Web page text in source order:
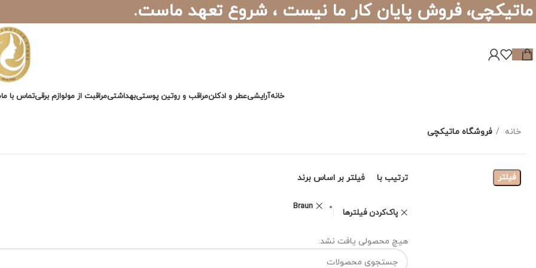
ماتیکچی، فروش پایان کار ما نیست ، شروع تعهد ماست.
خانهآرایشیعطر و ادکلنمراقب و روتین پوستیبهداشتیمراقبت از مولوازم برقیتماس با ما
خانه فروشگاه ماتیکچی
فیلتر ترتیب با فیلتر بر اساس برند
پاک‌کردن فیلترها
Braun
هیچ محصولی یافت نشد.